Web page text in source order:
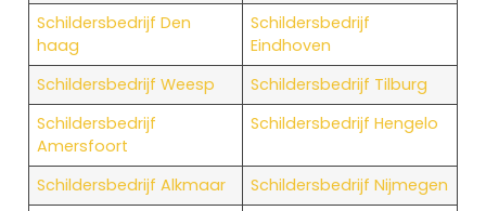
Schildersbedrijf Den
haag
Schildersbedrijf
Eindhoven
Schildersbedrijf Weesp
Schildersbedrijf Tilburg
Schildersbedrijf
Amersfoort
Schildersbedrijf Hengelo
Schildersbedrijf Alkmaar
Schildersbedrijf Nijmegen